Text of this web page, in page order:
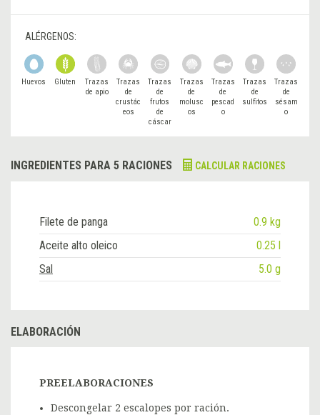
ALÉRGENOS:
Huevos Gluten
Trazas
de apio
Trazas
de
crustác
eos
Trazas
de
frutos
de
cáscar
Trazas
de
molusc
os
Trazas
de
pescad
o
Trazas
de
sulfitos
Trazas
de
sésam
o
INGREDIENTES PARA 5 RACIONES CALCULAR RACIONES
Filete de panga
0.9 kg
Aceite alto oleico
0.25 l
Sal
5.0 g
ELABORACIÓN
PREELABORACIONES
Descongelar 2 escalopes por ración.